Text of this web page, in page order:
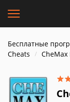
Бесплатные
Cheats
CheMax